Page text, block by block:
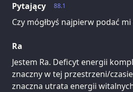
88.1
Pytający
Czy mógłbyś najpierw podać
Ra
Jestem Ra. Deficyt energii
znaczny w tej przestrzeni/
znaczna utrata energii